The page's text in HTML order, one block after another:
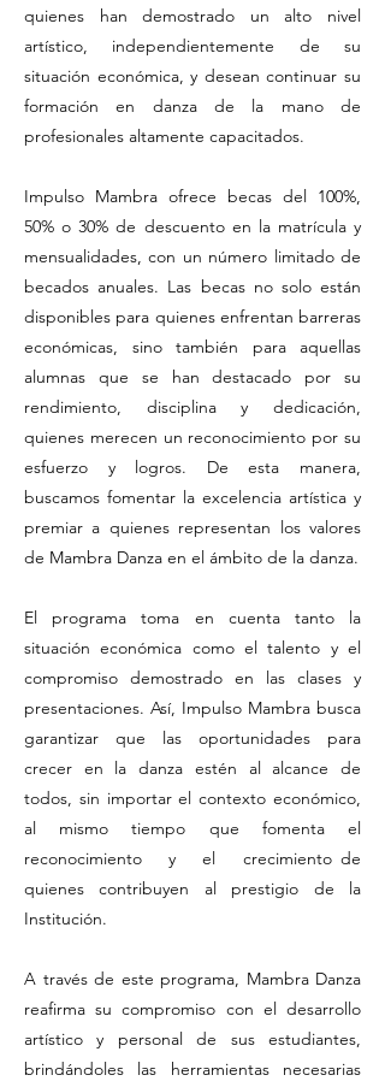
quienes han demostrado un alto nivel
artístico, independientemente de su
situación económica, y desean continuar su
formación en danza de la mano de
profesionales altamente capacitados.
Impulso Mambra ofrece becas del 100%,
50% o 30% de descuento en la matrícula y
mensualidades, con un número limitado de
becados anuales. Las becas no solo están
disponibles para quienes enfrentan barreras
económicas, sino también para aquellas
alumnas que se han destacado por su
rendimiento, disciplina y dedicación,
quienes merecen un reconocimiento por su
esfuerzo y logros. De esta manera,
buscamos fomentar la excelencia artística y
premiar a quienes representan los valores
de Mambra Danza en el ámbito de la danza.
El programa toma en cuenta tanto la
situación económica como el talento y el
compromiso demostrado en las clases y
presentaciones. Así, Impulso Mambra busca
garantizar que las oportunidades para
crecer en la danza estén al alcance de
todos, sin importar el contexto económico,
al mismo tiempo que fomenta el
reconocimiento y el crecimiento de
quienes contribuyen al prestigio de la
Institución.
A través de este programa, Mambra Danza
reafirma su compromiso con el desarrollo
artístico y personal de sus estudiantes,
brindándoles las herramientas necesarias